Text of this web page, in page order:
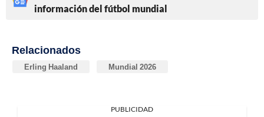
información del fútbol mundial
Relacionados
Erling Haaland Mundial 2026
PUBLICIDAD